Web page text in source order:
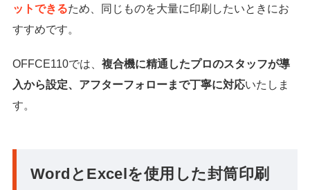
ットできるため、同じものを大量に印刷したいときにお
すすめです。
OFFCE110では、 複合機に精通したプロのスタッフが導
入から設定、アフターフォローまで丁寧に対応いたしま
す。
WordとExcelを使用した封筒印刷